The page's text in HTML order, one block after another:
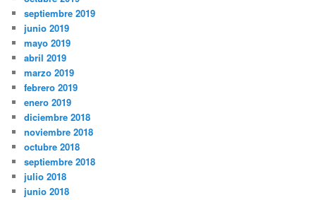
septiembre 2019
junio 2019
mayo 2019
abril 2019
marzo 2019
febrero 2019
enero 2019
diciembre 2018
noviembre 2018
octubre 2018
septiembre 2018
julio 2018
junio 2018